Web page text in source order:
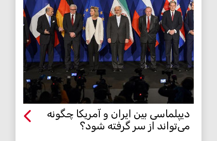
دیپلماسی بین ایران و آمریکا چگونه
می‌تواند از سر گرفته شود؟